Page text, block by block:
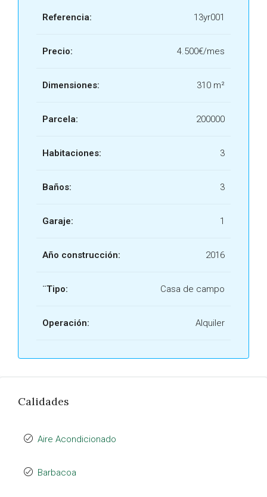
Referencia: 13yr001
Precio: 4.500€/mes
Dimensiones: 310 m²
Parcela: 200000
Habitaciones: 3
Baños: 3
Garaje: 1
Año construcción: 2016
¨Tipo: Casa de campo
Operación: Alquiler
Calidades
Aire Acondicionado
Barbacoa